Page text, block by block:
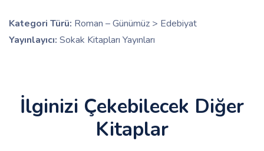
Kategori Türü: Roman – Günümüz > Edebiyat
Yayınlayıcı: Sokak Kitapları Yayınları
İlginizi Çekebilecek Diğer
Kitaplar